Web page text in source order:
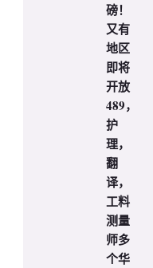
磅！
又有
地区
即将
开放
489，
护
理，
翻
译，
工料
测量
师多
个华